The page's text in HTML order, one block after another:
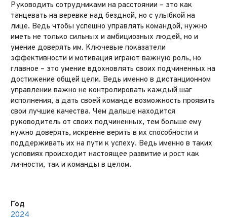
Руководить сотрудниками на расстоянии – это как
танцевать на веревке над бездной, но с улыбкой на
лице. Ведь чтобы успешно управлять командой, нужно
иметь не только сильных и амбициозных людей, но и
умение доверять им. Ключевые показатели
эффективности и мотивация играют важную роль, но
главное – это умение вдохновлять своих подчиненных на
достижение общей цели. Ведь именно в дистанционном
управлении важно не контролировать каждый шаг
исполнения, а дать своей команде возможность проявить
свои лучшие качества. Чем дальше находится
руководитель от своих подчиненных, тем больше ему
нужно доверять, искренне верить в их способности и
поддерживать их на пути к успеху. Ведь именно в таких
условиях происходит настоящее развитие и рост как
личности, так и команды в целом.
Год
2024